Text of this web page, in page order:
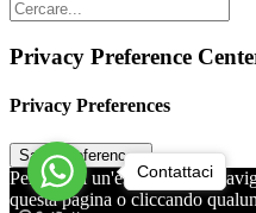
Privacy Preference
Privacy Preferences
Contattaci
Per offrirti un'esperienza di
questa pagina o cliccando